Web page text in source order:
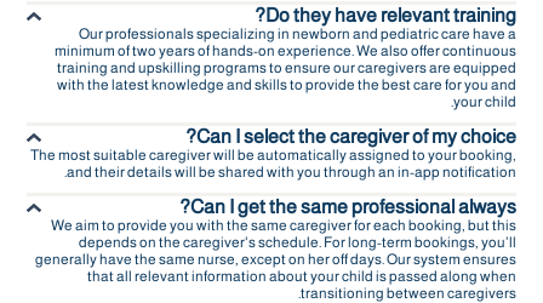
Do they have relevant training?
Our professionals specializing in newborn and pediatric care have a
minimum of two years of hands-on experience. We also offer continuous
training and upskilling programs to ensure our caregivers are equipped
with the latest knowledge and skills to provide the best care for you and
your child.
Can I select the caregiver of my choice?
The most suitable caregiver will be automatically assigned to your booking,
and their details will be shared with you through an in-app notification.
Can I get the same professional always?
We aim to provide you with the same caregiver for each booking, but this
depends on the caregiver's schedule. For long-term bookings, you’ll
generally have the same nurse, except on her off days. Our system ensures
that all relevant information about your child is passed along when
transitioning between caregivers.